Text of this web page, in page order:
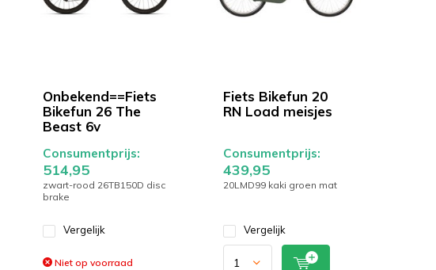
Onbekend==Fiets
Bikefun 26 The
Beast 6v
Consumentprijs:
514,95
zwart-rood 26TB150D disc
brake
Vergelijk
Niet op voorraad
Fiets Bikefun 20
RN Load meisjes
Consumentprijs:
439,95
20LMD99 kaki groen mat
Vergelijk